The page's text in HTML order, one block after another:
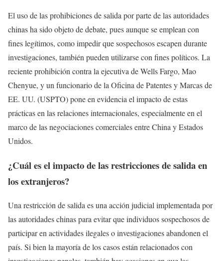
El uso de las prohibiciones de salida por parte de las autoridades
chinas ha sido objeto de debate, pues aunque se emplean con
fines legítimos, como impedir que sospechosos escapen durante
investigaciones, también pueden utilizarse con fines políticos. La
reciente prohibición contra la ejecutiva de Wells Fargo, Mao
Chenyue, y un funcionario de la Oficina de Patentes y Marcas de
EE. UU. (USPTO) pone en evidencia el impacto de estas
prácticas en las relaciones internacionales, especialmente en el
marco de las negociaciones comerciales entre China y Estados
Unidos.
¿Cuál es el impacto de las restricciones de salida en
los extranjeros?
Una restricción de salida es una acción judicial implementada por
las autoridades chinas para evitar que individuos sospechosos de
participar en actividades ilegales o investigaciones abandonen el
país. Si bien la mayoría de los casos están relacionados con